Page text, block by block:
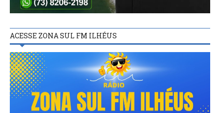
ACESSE ZONA SUL FM ILHÉUS